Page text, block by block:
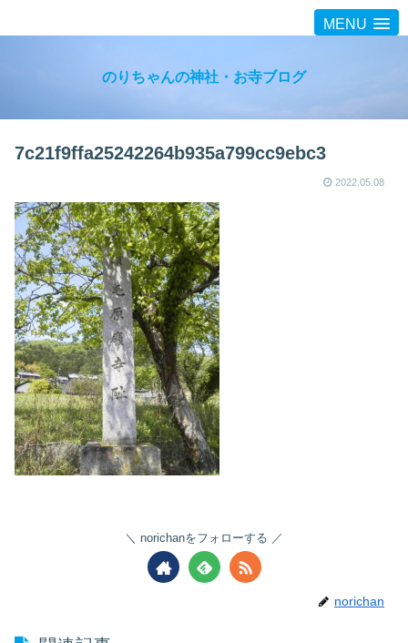
MENU
のりちゃんの神社・お寺ブログ
7c21f9ffa25242264b935a799cc9ebc3
2022.05.08
norichanをフォローする
norichan